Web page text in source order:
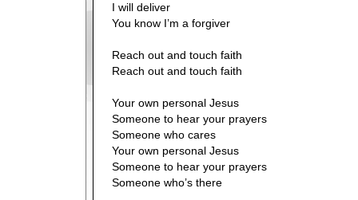
I will deliver
You know I’m a forgiver
Reach out and touch faith
Reach out and touch faith
Your own personal Jesus
Someone to hear your prayers
Someone who cares
Your own personal Jesus
Someone to hear your prayers
Someone who’s there